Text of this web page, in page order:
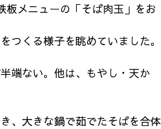
板メニューの「そば肉玉」をお
つくる様子を眺めていました。
端ない。他は、もやし・天か
、大きな鍋で茹でたそばを合体